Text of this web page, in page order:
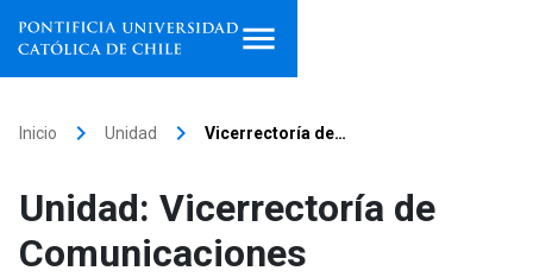
Facultades, escuelas e
institutos
Inicio keyboard_arrow_right Unidad keyboard_arrow_right Vicerrectoría de…
Unidad: Vicerrectoría de
Comunicaciones